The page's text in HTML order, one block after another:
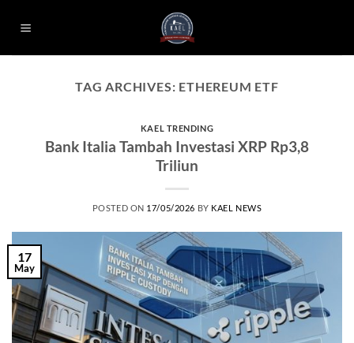
TAG ARCHIVES: ETHEREUM ETF
KAEL TRENDING
Bank Italia Tambah Investasi XRP Rp3,8
Triliun
POSTED ON 17/05/2026 BY KAEL NEWS
17
May